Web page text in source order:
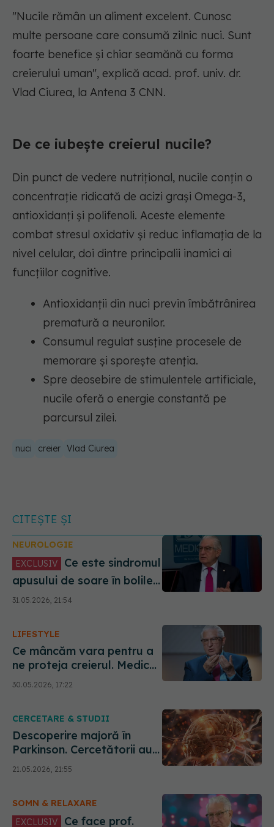
"Nucile rămân un aliment excelent. Cunosc
multe persoane care consumă zilnic nuci. Sunt
foarte benefice și chiar seamănă cu forma
creierului uman", explică acad. prof. univ. dr.
Vlad Ciurea, la Antena 3 CNN.
De ce iubește creierul nucile?
Din punct de vedere nutrițional, nucile conțin o
concentrație ridicată de acizi grași Omega-3,
antioxidanți și polifenoli. Aceste elemente
combat stresul oxidativ și reduc inflamația de la
nivel celular, doi dintre principalii inamici ai
funcțiilor cognitive.
Antioxidanții din nuci previn îmbătrânirea
prematură a neuronilor.
Consumul regulat susține procesele de
memorare și sporește atenția.
Spre deosebire de stimulentele artificiale,
nucile oferă o energie constantă pe
parcursul zilei.
nuci creier Vlad Ciurea
CITEȘTE ȘI
NEUROLOGIE
EXCLUSIV
apusului de soare în bolile
neurodegenerative și cum
se manifestă. Explicațiile
31.05.2026, 21:54
LIFESTYLE
Ce mâncăm vara pentru a
ne proteja creierul. Medicul
Vlad Ciurea avertizează:
Cade ca un bolovan în
30.05.2026, 17:22
CERCETARE & STUDII
Descoperire majoră în
Parkinson. Cercetătorii au
găsit "scutul" care
salvează neuronii, dar
feminin
21.05.2026, 21:55
SOMN & RELAXARE
EXCLUSIV